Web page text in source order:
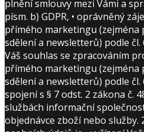
plnění smlouvy mezi Vámi a
písm. b) GDPR, • oprávněný
přímého marketingu (zejména
sdělení a newsletterů) podle čl.
Váš souhlas se zpracováním
přímého marketingu (zejména
sdělení a newsletterů) podle čl.
spojení s § 7 odst. 2 zákona č.
službách informační
objednávce zboží nebo služby.